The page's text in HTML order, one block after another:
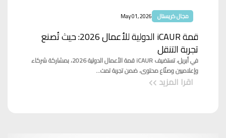
مجال كريستال May 01, 2026
قمة iCAUR الدولية للأعمال 2026: حيث تُصنع
تجربة التنقل
في أبريل، تستضيف iCAUR قمة الأعمال الدولية 2026، بمشاركة شركاء
وإعلاميين وصنّاع محتوى، ضمن تجربة تمت...
اقرا المزيد